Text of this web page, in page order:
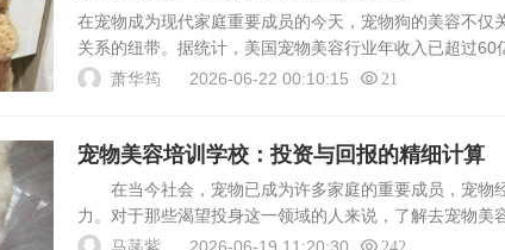
在宠物成为现代家庭重要成员的今天，宠物狗的美容不仅
关系的纽带。据统计，美国宠物美容行业年收入已超过60
复合增长率超过20%，预计到2025年将突破2000亿元人
萧华筠 2026-06-22 00:10:15 21
宠物美容培训学校：投资与回报的精细计算
在当今社会，宠物已成为许多家庭的重要成员，宠物
力。对于那些渴望投身这一领域的人来说，了解去宠物美
文将深入探讨宠物美容培训的费用构成、学习内容、就业
242